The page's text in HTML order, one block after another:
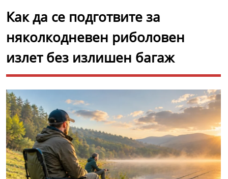
Как да се подготвите за
няколкодневен риболовен
излет без излишен багаж